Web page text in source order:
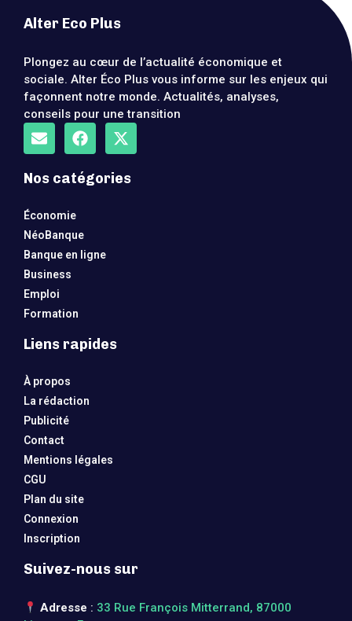
Alter Eco Plus
Plongez au cœur de l’actualité économique et
sociale. Alter Éco Plus vous informe sur les enjeux qui
façonnent notre monde. Actualités, analyses,
conseils pour une transition
Nos catégories
Économie
NéoBanque
Banque en ligne
Business
Emploi
Formation
Liens rapides
À propos
La rédaction
Publicité
Contact
Mentions légales
CGU
Plan du site
Connexion
Inscription
Suivez-nous sur
Adresse : 33 Rue François Mitterrand, 87000